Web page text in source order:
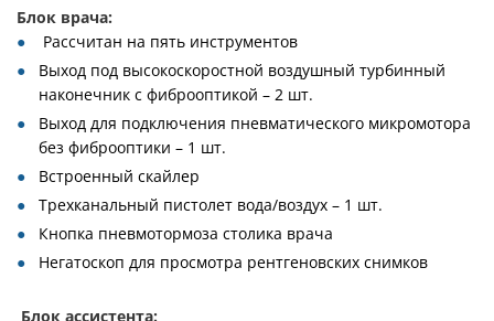
Блок врача:
Рассчитан на пять инструментов
Выход под высокоскоростной воздушный турбинный
наконечник с фиброоптикой – 2 шт.
Выход для подключения пневматического микромотора
без фиброоптики – 1 шт.
Встроенный скайлер
Трехканальный пистолет вода/воздух – 1 шт.
Кнопка пневмотормоза столика врача
Негатоскоп для просмотра рентгеновских снимков
Блок ассистента: